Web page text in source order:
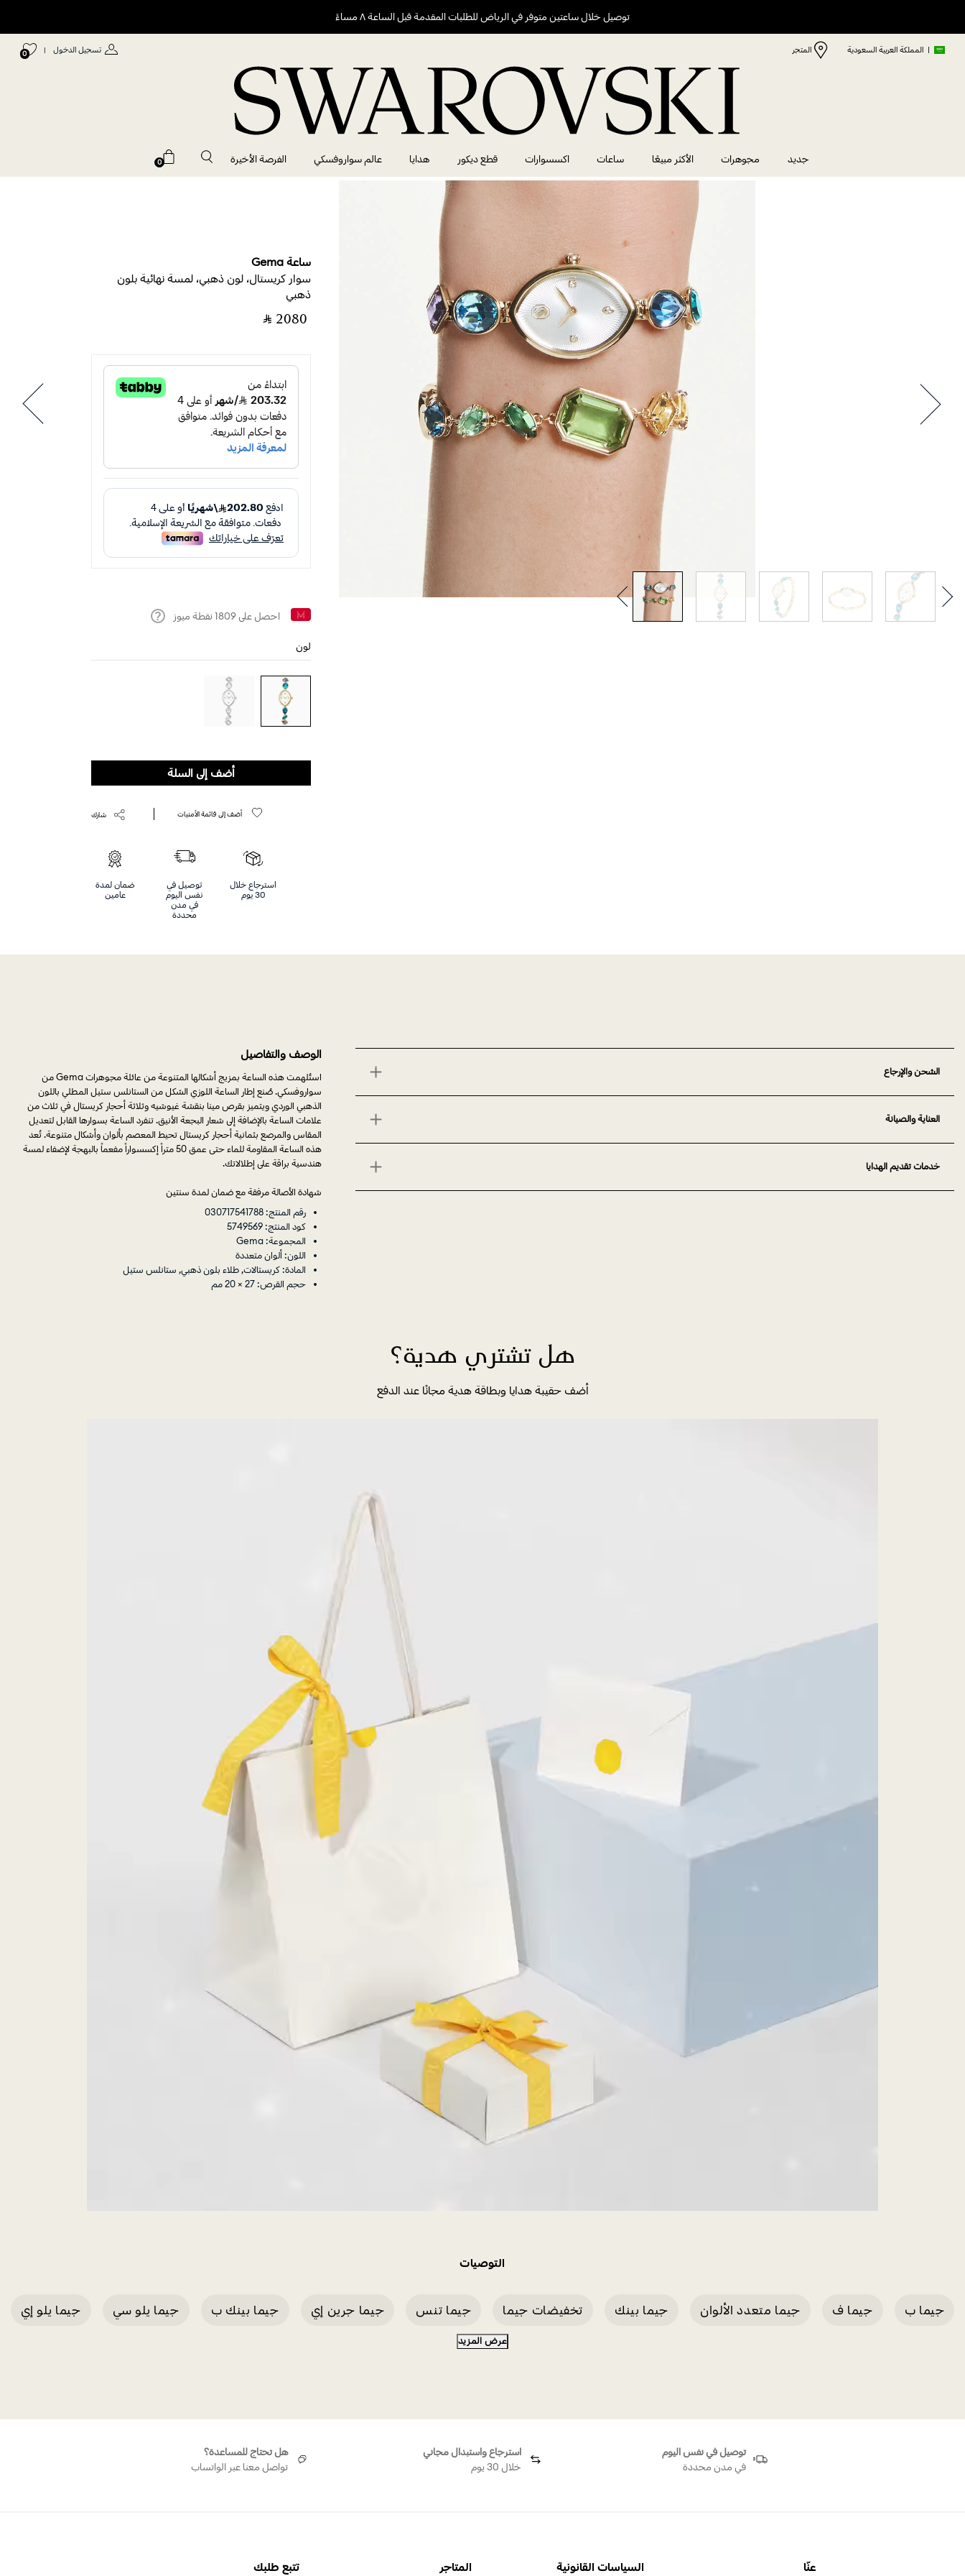
توصيل خلال ساعتين متوفر في الرياض للطلبات المقدمة قبل الساعة ٨ مساءً
| المملكة العربية السعودية المتجر تسجيل الدخول |
0
جديد مجوهرات الأكثر مبيعًا ساعات اكسسوارات قطع ديكور هدايا عالم سواروفسكي الفرصة الأخيرة 0
ساعة Gema
سوار كريستال، لون ذهبي، لمسة نهائية بلون
ذهبي
‎ ⃁ ⁦2080⁩ ‎
احصل على 1809 نقطة ميوز
لون
أضف إلى السلة
أضف إلى قائمة الأمنيات شارك
استرجاع خلال
30 يوم
توصيل في
نفس اليوم
في مدن
محددة
ضمان لمدة
عامين
الشحن والإرجاع
العناية والصيانة
خدمات تقديم الهدايا
الوصف والتفاصيل
استُلهمت هذه الساعة بمزيج أشكالها المتنوعة من عائلة مجوهرات Gema من
سواروفسكي. صُنع إطار الساعة اللوزي الشكل من الستانلس ستيل المطلي باللون
الذهبي الوردي ويتميز بقرص مينا بنقشة غيوشيه وثلاثة أحجار كريستال في ثلاث من
علامات الساعة بالإضافة إلى شعار البجعة الأنيق. تنفرد الساعة بسوارها القابل لتعديل
المقاس والمرصع بثمانية أحجار كريستال تحيط المعصم بألوان وأشكال متنوعة. تُعد
هذه الساعة المقاومة للماء حتى عمق 50 متراً إكسسواراً مفعماً بالبهجة لإضفاء لمسة
هندسية براقة على إطلالاتك.
شهادة الأصالة مرفقة مع ضمان لمدة سنتين
رقم المنتج: 030717541788
كود المنتج: 5749569
المجموعة: Gema
اللون: ألوان متعددة
المادة: كريستالات, طلاء بلون ذهبي, ستانلس ستيل
حجم القرص: 27 × 20 مم
هل تشتري هدية؟
أضف حقيبة هدايا وبطاقة هدية مجانًا عند الدفع
التوصيات
جيما ب جيما ف جيما متعدد الألوان جيما بينك تخفيضات جيما جيما تنس جيما جرين إي جيما بينك ب جيما يلو سي جيما يلو إي
عرض المزيد
توصيل في نفس اليوم
في مدن محددة
استرجاع واستبدال مجاني
خلال 30 يوم
هل تحتاج للمساعدة؟
تواصل معنا عبر الواتساب
عنّا السياسات القانونية المتاجر تتبع طلبك